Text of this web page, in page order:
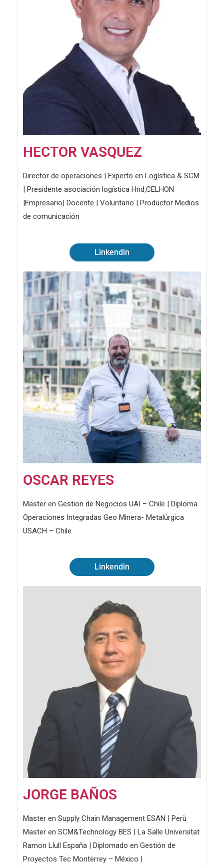
HECTOR VASQUEZ
Director de operaciones | Experto en Logística & SCM
| Presidente asociación logística Hnd,CELHON
|Empresario| Docente | Voluntario | Productor Medios
de comunicación
Linkendin
OSCAR REYES
Master en Gestion de Negocios UAI – Chile | Diploma
Operaciones Integradas Geo Minera- Metalúrgica
USACH – Chile
Linkendin
JORGE BAÑOS
Master en Supply Chain Management ESAN | Perù
Master en SCM&Technology BES | La Salle Universitat
Ramon Llull España | Diplomado en Gestión de
Proyectos Tec Monterrey – México |